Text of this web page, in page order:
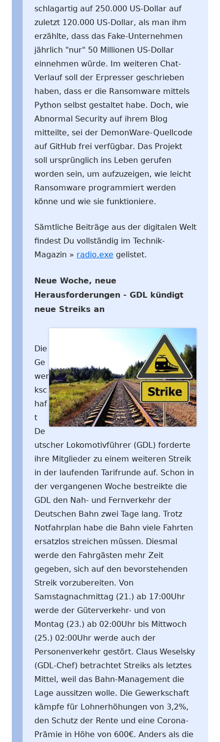
schlagartig auf 250.000 US-Dollar auf
zuletzt 120.000 US-Dollar, als man ihm
erzählte, dass das Fake-Unternehmen
jährlich "nur" 50 Millionen US-Dollar
einnehmen würde. Im weiteren Chat-
Verlauf soll der Erpresser geschrieben
haben, dass er die Ransomware mittels
Python selbst gestaltet habe. Doch, wie
Abnormal Security auf ihrem Blog
mitteilte, sei der DemonWare-Quellcode
auf GitHub frei verfügbar. Das Projekt
soll ursprünglich ins Leben gerufen
worden sein, um aufzuzeigen, wie leicht
Ransomware programmiert werden
könne und wie sie funktioniere.
Sämtliche Beiträge aus der digitalen Welt
findest Du vollständig im Technik-
Magazin » radio.exe gelistet.
Neue Woche, neue
Herausforderungen - GDL kündigt
neue Streiks an
Die
Ge
wer
ksc
haf
t
De
utscher Lokomotivführer (GDL) forderte
ihre Mitglieder zu einem weiteren Streik
in der laufenden Tarifrunde auf. Schon in
der vergangenen Woche bestreikte die
GDL den Nah- und Fernverkehr der
Deutschen Bahn zwei Tage lang. Trotz
Notfahrplan habe die Bahn viele Fahrten
ersatzlos streichen müssen. Diesmal
werde den Fahrgästen mehr Zeit
gegeben, sich auf den bevorstehenden
Streik vorzubereiten. Von
Samstagnachmittag (21.) ab 17:00Uhr
werde der Güterverkehr- und von
Montag (23.) ab 02:00Uhr bis Mittwoch
(25.) 02:00Uhr werde auch der
Personenverkehr gestört. Claus Weselsky
(GDL-Chef) betrachtet Streiks als letztes
Mittel, weil das Bahn-Management die
Lage aussitzen wolle. Die Gewerkschaft
kämpfe für Lohnerhöhungen von 3,2%,
den Schutz der Rente und eine Corona-
Prämie in Höhe von 600€. Anders als die